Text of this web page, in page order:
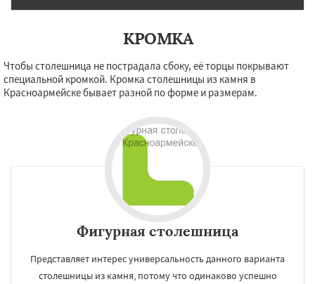
КРОМКА
Чтобы столешница не пострадала сбоку, её торцы покрывают
специальной кромкой. Кромка столешницы из камня в
Красноармейске бывает разной по форме и размерам.
Фигурная столешница
Представляет интерес универсальность данного варианта
столешницы из камня, потому что одинаково успешно